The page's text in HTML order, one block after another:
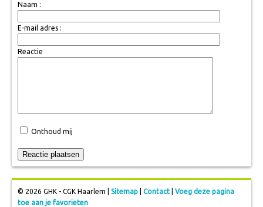
Naam :
E-mail adres :
Reactie
Onthoud mij
© 2026 GHK - CGK Haarlem | Sitemap Contact
Voeg deze pagina
toe aan je favorieten